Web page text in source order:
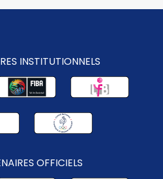
INSTITUTIONNELS
OFFICIELS